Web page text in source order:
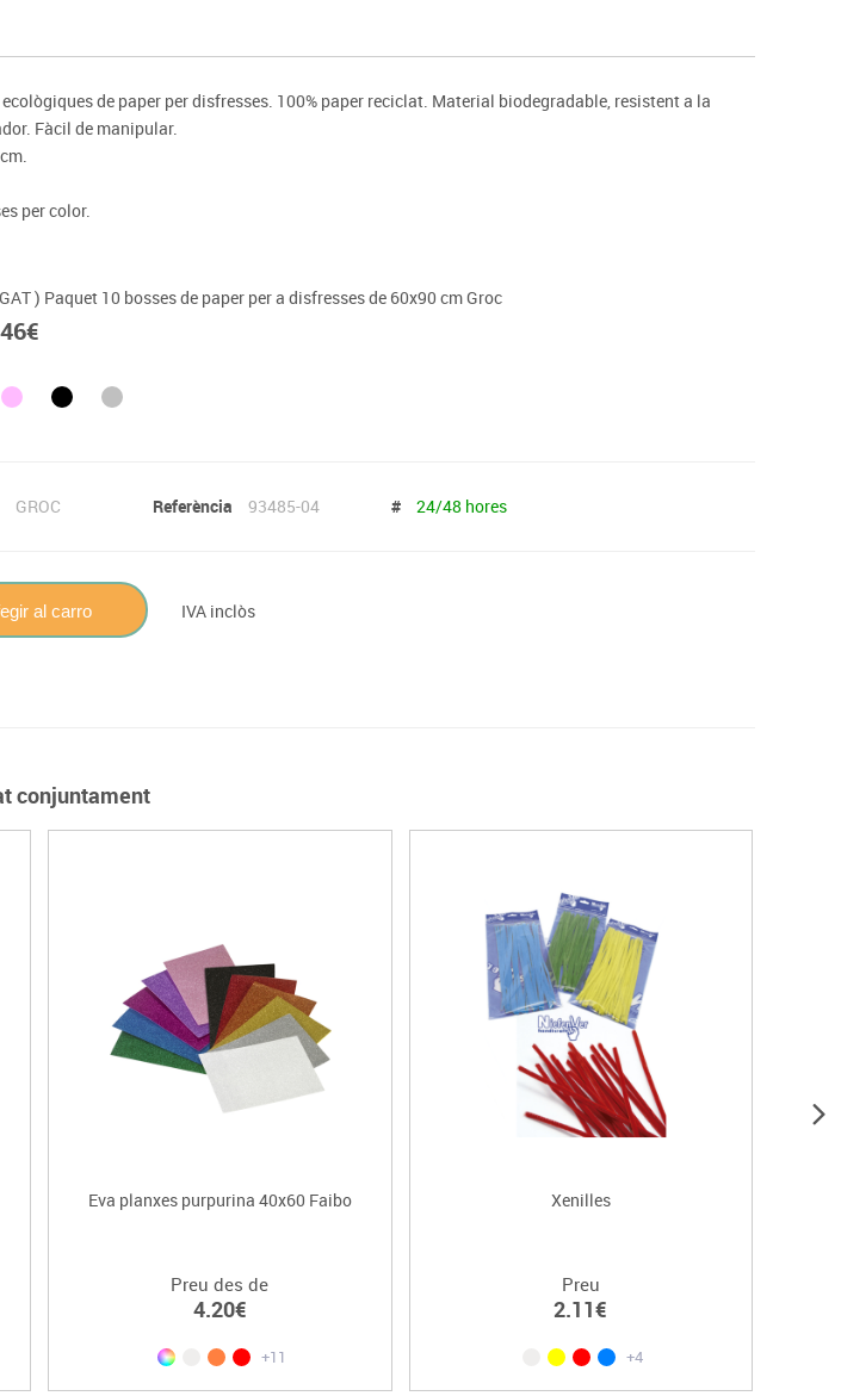
abatibles i polivalents
prestatges i taquilles
bancs i tamborets
Entrenament
Foam
Esports raqueta
Gimnàstica rítmica
ecològiques de paper per disfresses. 100% paper reciclat. Material biodegradable, resistent a la
Fàcil de manipular.
per color.
) Paquet 10 bosses de paper per a disfresses de 60x90 cm Groc
€
GROC Referència 93485-04 # 24/48 hores
al carro IVA inclòs
conjuntament
Eva planxes purpurina 40x60 Faibo
Preu des de
4.20€
+11
Xenilles
Preu
2.11€
+4